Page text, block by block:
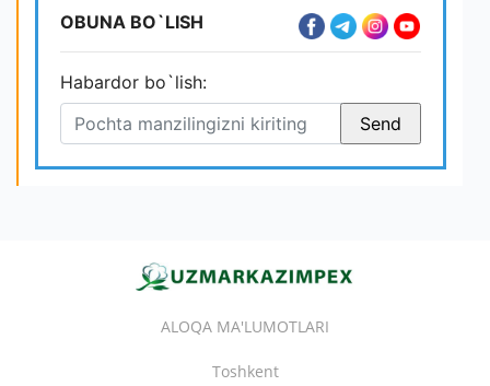
OBUNA BO`LISH
Habardor bo`lish:
ALOQA MA'LUMOTLARI
Toshkent